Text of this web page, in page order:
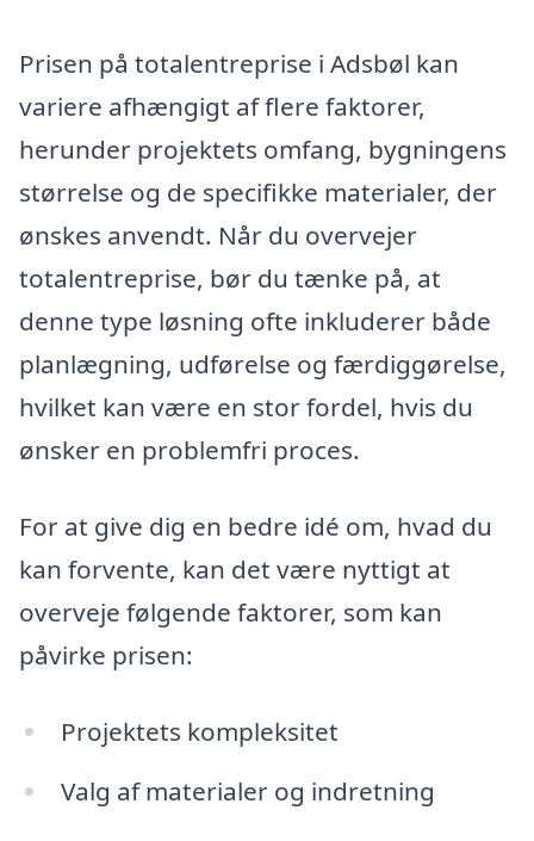
Prisen på totalentreprise i Adsbøl kan
variere afhængigt af flere faktorer,
herunder projektets omfang, bygningens
størrelse og de specifikke materialer, der
ønskes anvendt. Når du overvejer
totalentreprise, bør du tænke på, at
denne type løsning ofte inkluderer både
planlægning, udførelse og færdiggørelse,
hvilket kan være en stor fordel, hvis du
ønsker en problemfri proces.
For at give dig en bedre idé om, hvad du
kan forvente, kan det være nyttigt at
overveje følgende faktorer, som kan
påvirke prisen:
Projektets kompleksitet
Valg af materialer og indretning